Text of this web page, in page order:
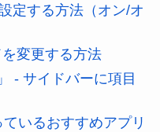
定する方法（オン/オ
変更する方法
- サイドバーに項目
ているおすすめアプリ